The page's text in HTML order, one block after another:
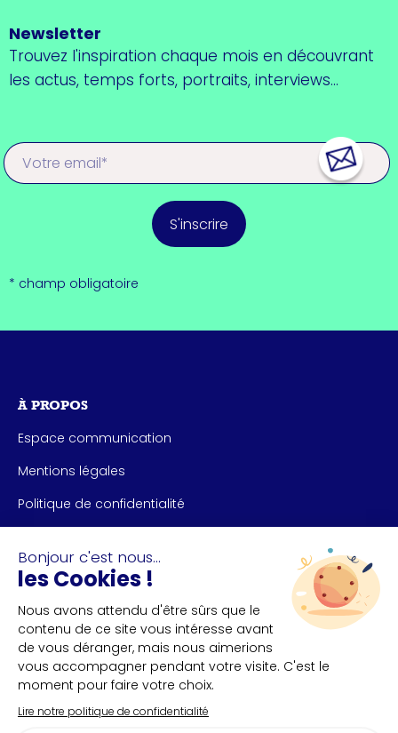
Newsletter
Trouvez l'inspiration chaque mois en découvrant
les actus, temps forts, portraits, interviews...
S'inscrire
* champ obligatoire
À PROPOS
Espace communication
Mentions légales
Politique de confidentialité
NOUS CONTACTER